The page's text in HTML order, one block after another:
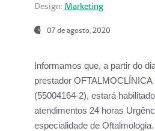
Design: Marketing
07 de agosto, 2020
Informamos que, a partir do
prestador
(55004164-2), estará
atendimentos 24 horas
especialidade de Oftalmologia.